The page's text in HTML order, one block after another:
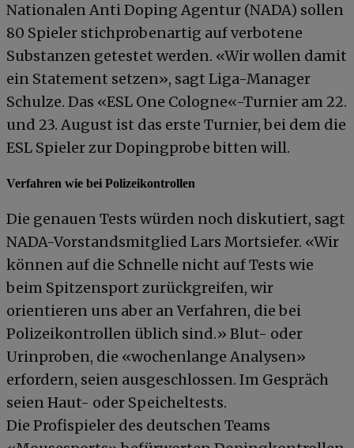
Nationalen Anti Doping Agentur (NADA) sollen
80 Spieler stichprobenartig auf verbotene
Substanzen getestet werden. «Wir wollen damit
ein Statement setzen», sagt Liga-Manager
Schulze. Das «ESL One Cologne«-Turnier am 22.
und 23. August ist das erste Turnier, bei dem die
ESL Spieler zur Dopingprobe bitten will.
Verfahren wie bei Polizeikontrollen
Die genauen Tests würden noch diskutiert, sagt
NADA-Vorstandsmitglied Lars Mortsiefer. «Wir
können auf die Schnelle nicht auf Tests wie
beim Spitzensport zurückgreifen, wir
orientieren uns aber an Verfahren, die bei
Polizeikontrollen üblich sind.» Blut- oder
Urinproben, die «wochenlange Analysen»
erfordern, seien ausgeschlossen. Im Gespräch
seien Haut- oder Speicheltests.
Die Profispieler des deutschen Teams